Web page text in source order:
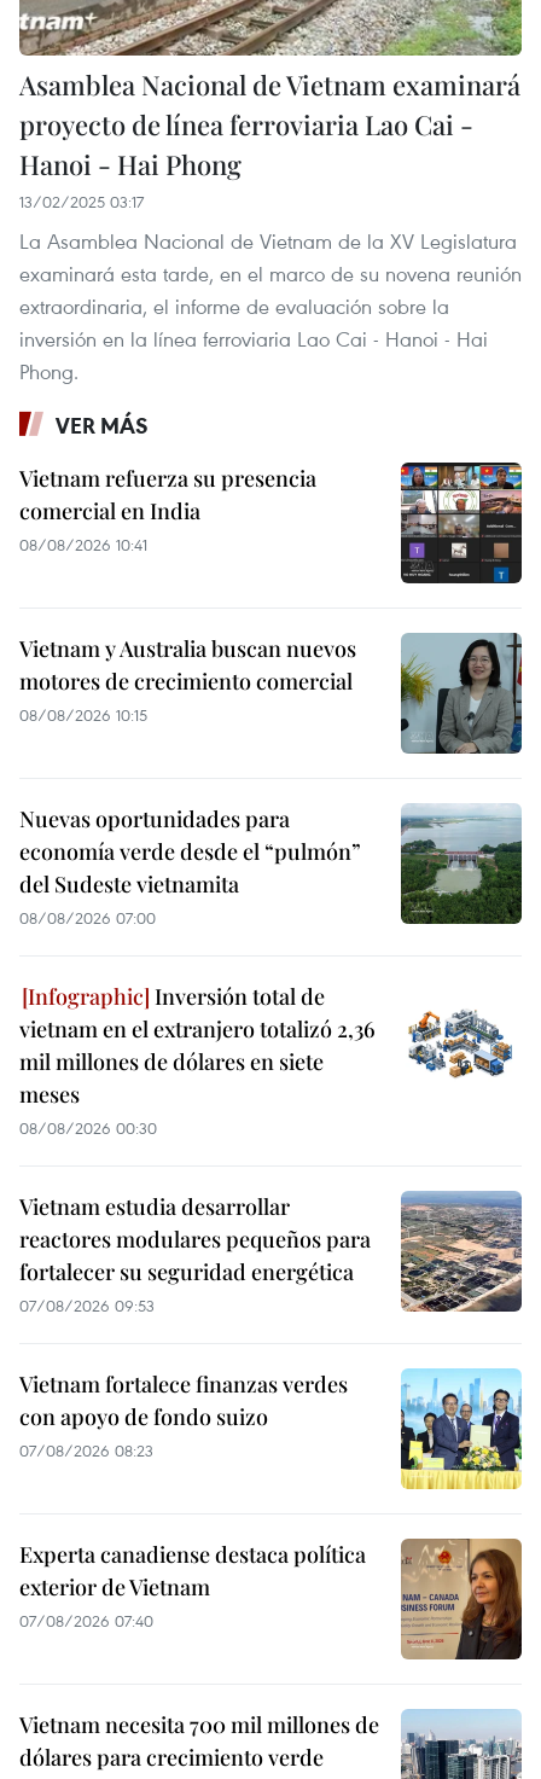
Asamblea Nacional de Vietnam examinará
proyecto de línea ferroviaria Lao Cai -
Hanoi - Hai Phong
13/02/2025 03:17
La Asamblea Nacional de Vietnam de la XV Legislatura
examinará esta tarde, en el marco de su novena reunión
extraordinaria, el informe de evaluación sobre la
inversión en la línea ferroviaria Lao Cai - Hanoi - Hai
Phong.
VER MÁS
Vietnam refuerza su presencia
comercial en India
08/08/2026 10:41
Vietnam y Australia buscan nuevos
motores de crecimiento comercial
08/08/2026 10:15
Nuevas oportunidades para
economía verde desde el “pulmón”
del Sudeste vietnamita
08/08/2026 07:00
Inversión total de
vietnam en el extranjero totalizó 2,36
mil millones de dólares en siete
meses
08/08/2026 00:30
Vietnam estudia desarrollar
reactores modulares pequeños para
fortalecer su seguridad energética
07/08/2026 09:53
Vietnam fortalece finanzas verdes
con apoyo de fondo suizo
07/08/2026 08:23
Experta canadiense destaca política
exterior de Vietnam
07/08/2026 07:40
Vietnam necesita 700 mil millones de
dólares para crecimiento verde